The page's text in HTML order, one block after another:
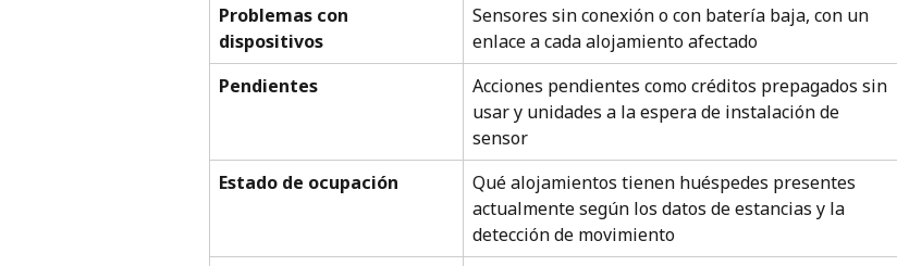
Problemas con
dispositivos
Sensores sin conexión o con batería baja, con un
enlace a cada alojamiento afectado
Pendientes
Acciones pendientes como créditos prepagados sin
usar y unidades a la espera de instalación de
sensor
Estado de ocupación
Qué alojamientos tienen huéspedes presentes
actualmente según los datos de estancias y la
detección de movimiento